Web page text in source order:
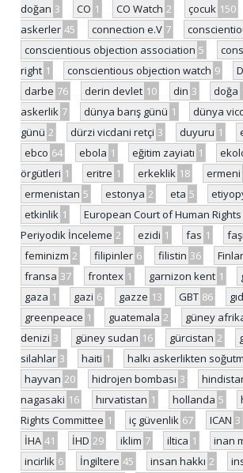
doğan 3 CO 1 CO Watch 2 çocuk 150
askerler 45 connection e.V 7
conscientious objection association 5
right 1 conscientious objection watch 9
darbe 76 derin devlet 10 din 3 doğa
askerlik 7 dünya barış günü 1
dünya
günü 2 dürzi vicdani retçi 3 duyuru 1
ebco 64 ebola 1 eğitim zayiatı 1
örgütleri 1 eritre 1 erkeklik 18 ermeni
ermenistan 5 estonya 2 eta 5
etkinlik 1 European Court of Human Rights
Periyodik İnceleme 2 ezidi 1 fas 1
feminizm 2 filipinler 6 filistin 36
fransa 37 frontex 1 garnizon kent 1
gaza 1 gazi 6 gazze 13 GBT 86
greenpeace 1 guatemala 2 güney
denizi 3 güney sudan 16 gürcistan 2
silahlar 3 haiti 1 halkı askerlikten
hayvan 20 hidrojen bombası 3
nagasaki 16 hırvatistan 1 hollanda 5
Rights Committee 1 iç güvenlik 67 ICAN 3
İHA 41 İHD 29 iklim 7 iltica 1 inan
incirlik 6 İngiltere 45 insan hakkı 2